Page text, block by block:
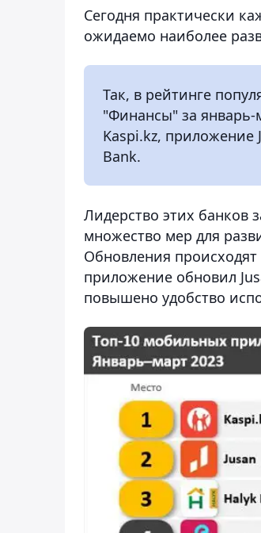
Сегодня практически
ожидаемо наиболее
Так, в рейтинге
"Финансы" за
Kaspi.kz, приложение
Bank.
Лидерство этих банков
множество мер для
Обновления
приложение обновил
повышено удобство